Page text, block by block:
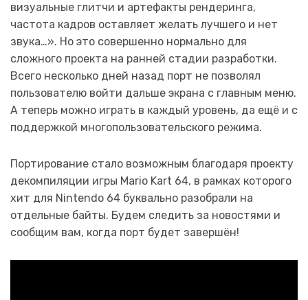
визуальные глитчи и артефакты рендеринга,
частота кадров оставляет желать лучшего и нет
звука…». Но это совершенно нормально для
сложного проекта на ранней стадии разработки.
Всего несколько дней назад порт не позволял
пользователю войти дальше экрана с главным меню.
А теперь можно играть в каждый уровень, да ещё и с
поддержкой многопользовательского режима.
Портирование стало возможным благодаря проекту
декомпиляции игры Mario Kart 64, в рамках которого
хит для Nintendo 64 буквально разобрали на
отдельные байты. Будем следить за новостями и
сообщим вам, когда порт будет завершён!